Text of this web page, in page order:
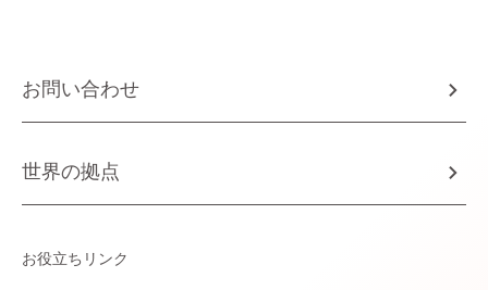
お問い合わせ
世界の拠点
お役立ちリンク